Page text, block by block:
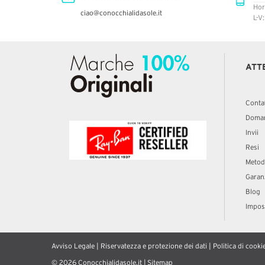
ciao@conocchialidasole.it
L-
Invii
Resi
Blog
Avviso Legale Riservatezza e protezione dei dati Politica di
© 2026 Conocchialidasole.it | Sitemap